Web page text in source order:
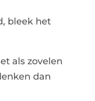
bleek het
als zovelen
dan